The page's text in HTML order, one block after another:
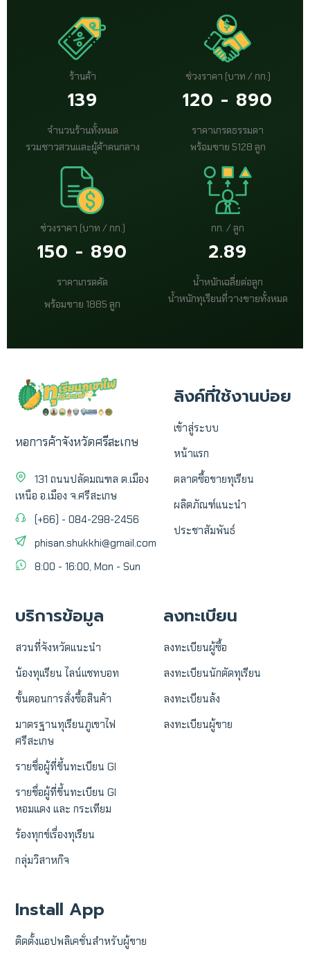
ร้านค้า
139
จำนวนร้านทั้งหมด
รวมชาวสวนและผู้ค้าคนกลาง
ช่วงราคา (บาท / กก.)
120 - 890
ราคาเกรดธรรมดา
พร้อมขาย 5128 ลูก
ช่วงราคา (บาท / กก.)
150 - 890
ราคาเกรดคัด
พร้อมขาย 1885 ลูก
กก. / ลูก
2.89
น้ำหนักเฉลี่ยต่อลูก
น้ำหนักทุเรียนที่วางขายทั้งหมด
หอการค้าจังหวัดศรีสะเกษ
131 ถนนปลัดมณฑล ต.เมือง
เหนือ อ.เมือง จ.ศรีสะเกษ
(+66) - 084-298-2456
phisan.shukkhi@gmail.com
8:00 - 16:00, Mon - Sun
ลิงค์ที่ใช้งานบ่อย
เข้าสู่ระบบ
หน้าแรก
ตลาดซื้อขายทุเรียน
ผลิตภัณฑ์แนะนำ
ประชาสัมพันธ์
บริการข้อมูล
สวนที่จังหวัดแนะนำ
น้องทุเเรียน ไลน์แชทบอท
ขั้นตอนการสั่งซื้อสินค้า
มาตรฐานทุเรียนภูเขาไฟ
ศรีสะเกษ
รายชื่อผู้ที่ขึ้นทะเบียน GI
รายชื่อผู้ที่ขึ้นทะเบียน GI
หอมแดง และ กระเทียม
ร้องทุกข์เรื่องทุเรียน
กลุ่มวิสาหกิจ
ลงทะเบียน
ลงทะเบียนผู้ซื้อ
ลงทะเบียนนักตัดทุเรียน
ลงทะเบียนล้ง
ลงทะเบียนผู้ขาย
Install App
ติดตั้งแอปพลิเคชั่นสำหรับผู้ขาย